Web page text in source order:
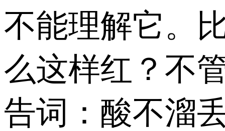
不能理解它。
么这样红？不
告词：酸不溜